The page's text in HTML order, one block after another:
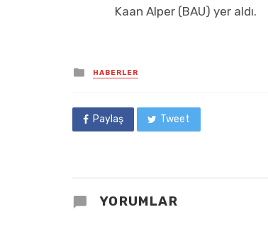
Kaan Alper (BAU) yer aldı.
Posted
in
HABERLER
Paylaş Tweet
YORUMLAR